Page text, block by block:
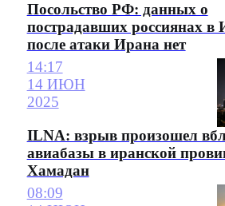
Посольство РФ: данных о
пострадавших россиянах в
после атаки Ирана нет
14:17
14 ИЮН
2025
ILNA: взрыв произошел
авиабазы в иранской
Хамадан
08:09